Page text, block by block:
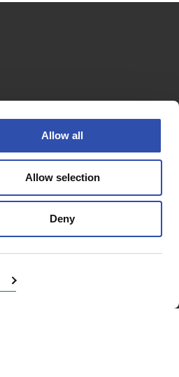
Allow all
Allow selection
Deny
Tietosuojaseloste
Evästeseloste
Saavutettavuusseloste
© 2026 VR Group